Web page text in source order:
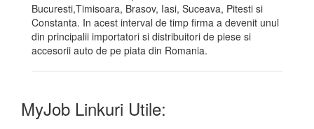
Bucuresti,Timisoara, Brasov, Iasi, Suceava, Pitesti si
Constanta. In acest interval de timp firma a devenit unul
din principalii importatori si distribuitori de piese si
accesorii auto de pe piata din Romania.
MyJob Linkuri Utile: